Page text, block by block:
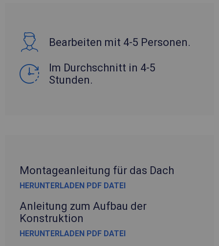
Bearbeiten mit 4-5 Personen.
Im Durchschnitt in 4-5
Stunden.
Montageanleitung für das Dach
HERUNTERLADEN PDF DATEI
Anleitung zum Aufbau der
Konstruktion
HERUNTERLADEN PDF DATEI